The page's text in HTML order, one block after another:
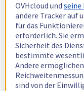
OVHcloud und
andere Tracker auf
für das
erforderlich. Sie
Sicherheit des
bestimmte
Andere
sind von der